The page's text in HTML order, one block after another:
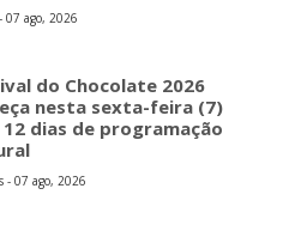
07 ago, 2026
do Chocolate 2026
nesta sexta-feira (7)
12 dias de programação
- 07 ago, 2026